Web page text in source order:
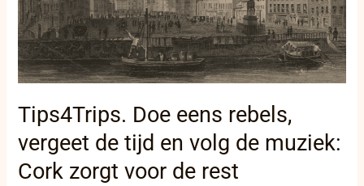
Tips4Trips. Doe eens rebels,
vergeet de tijd en volg de muziek:
Cork zorgt voor de rest
en
volg
de
muziek:
Cork
voor
rest